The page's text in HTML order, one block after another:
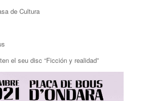
de Cultura
el seu disc “Ficción y realidad”